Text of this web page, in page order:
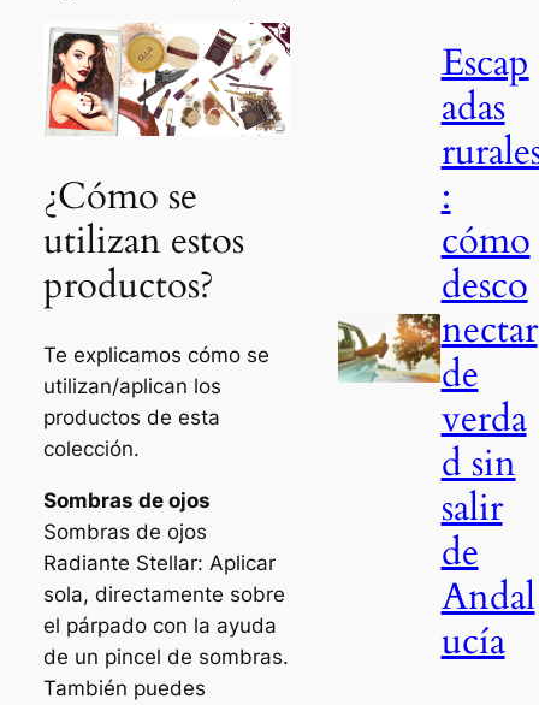
¿Cómo se
utilizan estos
productos?
Te explicamos cómo se
utilizan/aplican los
productos de esta
colección.
Sombras de ojos
Sombras de ojos
Radiante Stellar: Aplicar
sola, directamente sobre
el párpado con la ayuda
de un pincel de sombras.
También puedes
Escap
adas
:
cómo
desco
nectar
de
verda
d sin
salir
de
Andal
ucía